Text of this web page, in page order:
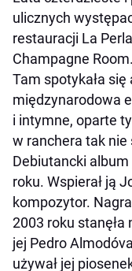
ulicznych
restauracji La
Champagne Room.
Tam spotykała
międzynarodowa
i intymne, oparte
w ranchera tak nie
Debiutancki album
roku. Wspierał ją
kompozytor.
2003 roku stanęła
jej Pedro
używał jej